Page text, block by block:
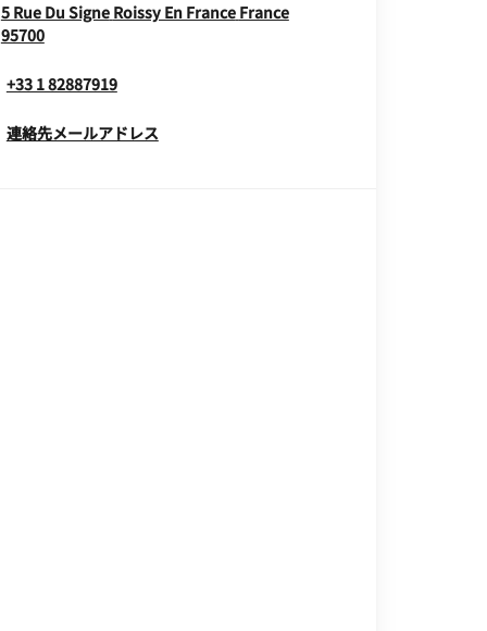
5 Rue Du Signe Roissy En France France
95700Opens In New Window
+33 1 82887919
連絡先メールアドレス